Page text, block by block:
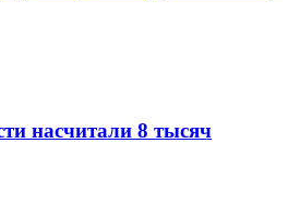
насчитали 8 тысяч